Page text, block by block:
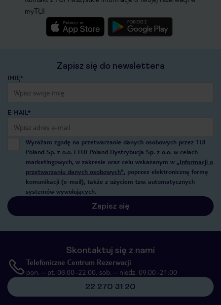
myTUI
Zapisz się do newslettera
IMIĘ*
E-MAIL*
Wyrażam zgodę na przetwarzanie danych osobowych przez TUI
Poland Sp. z o.o. i TUI Poland Dystrybucja Sp. z o.o. w celach
marketingowych, w zakresie oraz celu wskazanym w „Informacji o
przetwarzaniu danych osobowych”, poprzez elektroniczną formę
komunikacji (e-mail), także z użyciem tzw. automatycznych
systemów wywołujących.
Zapisz się
Skontaktuj się z nami
Telefoniczne Centrum Rezerwacji
pon. – pt. 08:00–22:00, sob. – niedz. 09:00–21:00
22 270 31 20